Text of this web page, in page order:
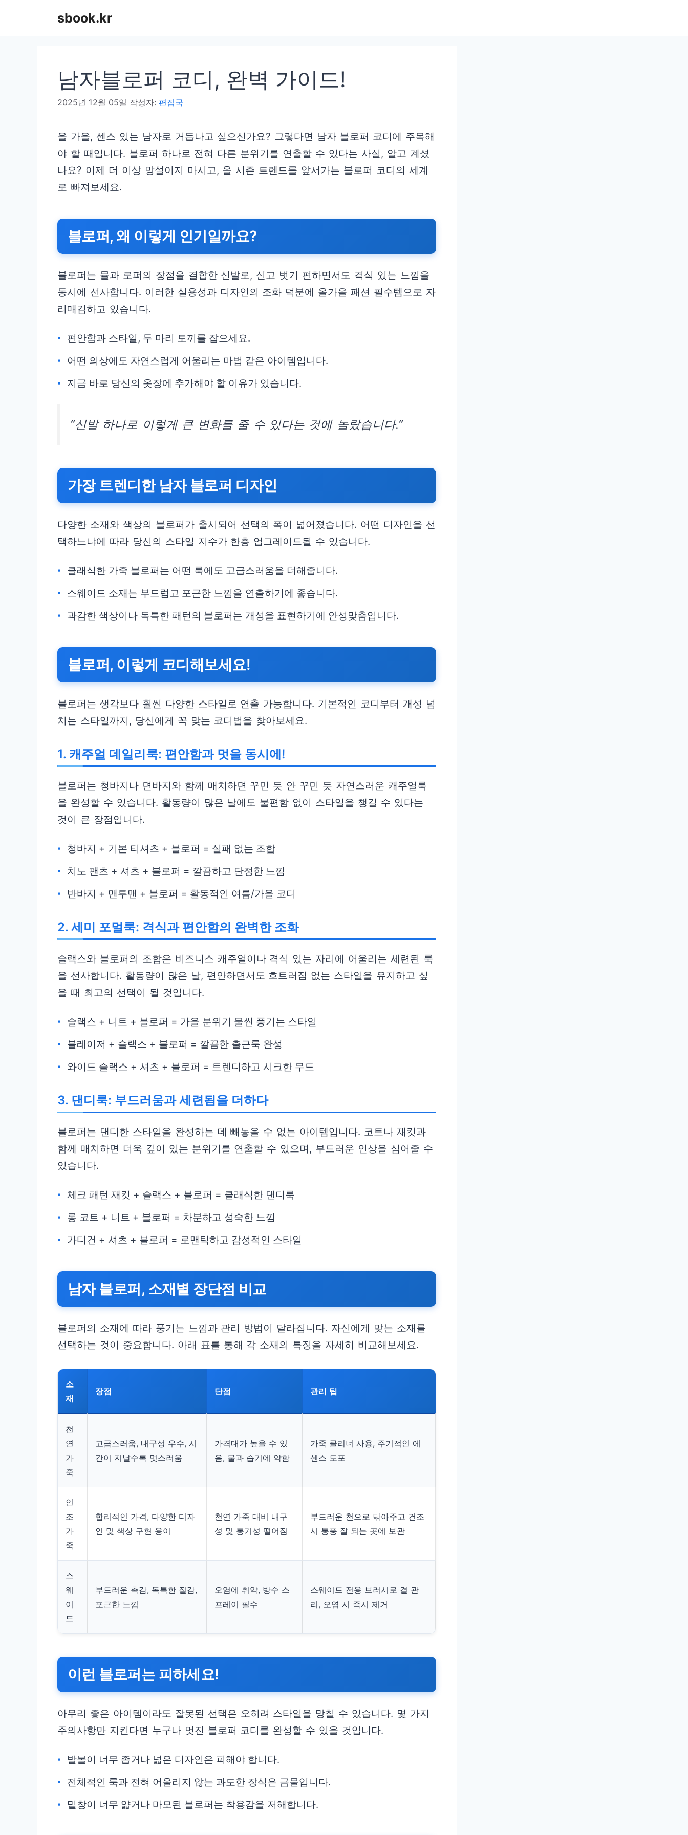
sbook.kr
남자블로퍼 코디, 완벽 가이드!
2025년 12월 05일 작성자: 편집국
올 가을, 센스 있는 남자로 거듭나고 싶으신가요? 그렇다면 남자 블로퍼 코디에 주목해
야 할 때입니다. 블로퍼 하나로 전혀 다른 분위기를 연출할 수 있다는 사실, 알고 계셨
나요? 이제 더 이상 망설이지 마시고, 올 시즌 트렌드를 앞서가는 블로퍼 코디의 세계
로 빠져보세요.
블로퍼, 왜 이렇게 인기일까요?
블로퍼는 뮬과 로퍼의 장점을 결합한 신발로, 신고 벗기 편하면서도 격식 있는 느낌을
동시에 선사합니다. 이러한 실용성과 디자인의 조화 덕분에 올가을 패션 필수템으로 자
리매김하고 있습니다.
편안함과 스타일, 두 마리 토끼를 잡으세요.
어떤 의상에도 자연스럽게 어울리는 마법 같은 아이템입니다.
지금 바로 당신의 옷장에 추가해야 할 이유가 있습니다.
“신발 하나로 이렇게 큰 변화를 줄 수 있다는 것에 놀랐습니다.”
가장 트렌디한 남자 블로퍼 디자인
다양한 소재와 색상의 블로퍼가 출시되어 선택의 폭이 넓어졌습니다. 어떤 디자인을 선
택하느냐에 따라 당신의 스타일 지수가 한층 업그레이드될 수 있습니다.
클래식한 가죽 블로퍼는 어떤 룩에도 고급스러움을 더해줍니다.
스웨이드 소재는 부드럽고 포근한 느낌을 연출하기에 좋습니다.
과감한 색상이나 독특한 패턴의 블로퍼는 개성을 표현하기에 안성맞춤입니다.
블로퍼, 이렇게 코디해보세요!
블로퍼는 생각보다 훨씬 다양한 스타일로 연출 가능합니다. 기본적인 코디부터 개성 넘
치는 스타일까지, 당신에게 꼭 맞는 코디법을 찾아보세요.
1. 캐주얼 데일리룩: 편안함과 멋을 동시에!
블로퍼는 청바지나 면바지와 함께 매치하면 꾸민 듯 안 꾸민 듯 자연스러운 캐주얼룩
을 완성할 수 있습니다. 활동량이 많은 날에도 불편함 없이 스타일을 챙길 수 있다는
것이 큰 장점입니다.
청바지 + 기본 티셔츠 + 블로퍼 = 실패 없는 조합
치노 팬츠 + 셔츠 + 블로퍼 = 깔끔하고 단정한 느낌
반바지 + 맨투맨 + 블로퍼 = 활동적인 여름/가을 코디
2. 세미 포멀룩: 격식과 편안함의 완벽한 조화
슬랙스와 블로퍼의 조합은 비즈니스 캐주얼이나 격식 있는 자리에 어울리는 세련된 룩
을 선사합니다. 활동량이 많은 날, 편안하면서도 흐트러짐 없는 스타일을 유지하고 싶
을 때 최고의 선택이 될 것입니다.
슬랙스 + 니트 + 블로퍼 = 가을 분위기 물씬 풍기는 스타일
블레이저 + 슬랙스 + 블로퍼 = 깔끔한 출근룩 완성
와이드 슬랙스 + 셔츠 + 블로퍼 = 트렌디하고 시크한 무드
3. 댄디룩: 부드러움과 세련됨을 더하다
블로퍼는 댄디한 스타일을 완성하는 데 빼놓을 수 없는 아이템입니다. 코트나 재킷과
함께 매치하면 더욱 깊이 있는 분위기를 연출할 수 있으며, 부드러운 인상을 심어줄 수
있습니다.
체크 패턴 재킷 + 슬랙스 + 블로퍼 = 클래식한 댄디룩
롱 코트 + 니트 + 블로퍼 = 차분하고 성숙한 느낌
가디건 + 셔츠 + 블로퍼 = 로맨틱하고 감성적인 스타일
남자 블로퍼, 소재별 장단점 비교
블로퍼의 소재에 따라 풍기는 느낌과 관리 방법이 달라집니다. 자신에게 맞는 소재를
선택하는 것이 중요합니다. 아래 표를 통해 각 소재의 특징을 자세히 비교해보세요.
소
재
장점 단점 관리 팁
천
연
가
죽
고급스러움, 내구성 우수, 시
간이 지날수록 멋스러움
가격대가 높을 수 있
음, 물과 습기에 약함
가죽 클리너 사용, 주기적인 에
센스 도포
인
조
가
죽
합리적인 가격, 다양한 디자
인 및 색상 구현 용이
천연 가죽 대비 내구
성 및 통기성 떨어짐
부드러운 천으로 닦아주고 건조
시 통풍 잘 되는 곳에 보관
스
웨
이
드
부드러운 촉감, 독특한 질감,
포근한 느낌
오염에 취약, 방수 스
프레이 필수
스웨이드 전용 브러시로 결 관
리, 오염 시 즉시 제거
이런 블로퍼는 피하세요!
아무리 좋은 아이템이라도 잘못된 선택은 오히려 스타일을 망칠 수 있습니다. 몇 가지
주의사항만 지킨다면 누구나 멋진 블로퍼 코디를 완성할 수 있을 것입니다.
발볼이 너무 좁거나 넓은 디자인은 피해야 합니다.
전체적인 룩과 전혀 어울리지 않는 과도한 장식은 금물입니다.
밑창이 너무 얇거나 마모된 블로퍼는 착용감을 저해합니다.